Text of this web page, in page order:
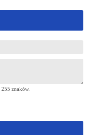
255 znaków.